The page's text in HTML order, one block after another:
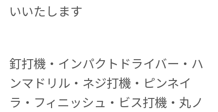
いいたします
釘打機・インパクトドライバー・ハ
ンマドリル・ネジ打機・ピンネイ
ラ・フィニッシュ・ビス打機・丸ノ